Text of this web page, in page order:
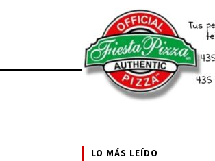
LO MÁS LEÍDO